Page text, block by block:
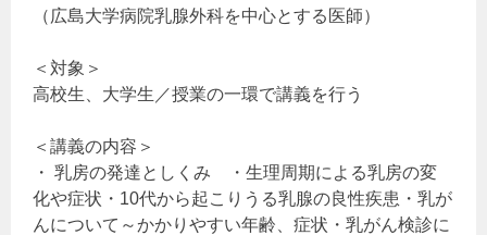
（広島大学病院乳腺外科を中心とする医師）
＜対象＞
高校生、大学生／授業の一環で講義を行う
＜講義の内容＞
・ 乳房の発達としくみ ・生理周期による乳房の変
化や症状・10代から起こりうる乳腺の良性疾患・乳が
んについて～かかりやすい年齢、症状・乳がん検診に